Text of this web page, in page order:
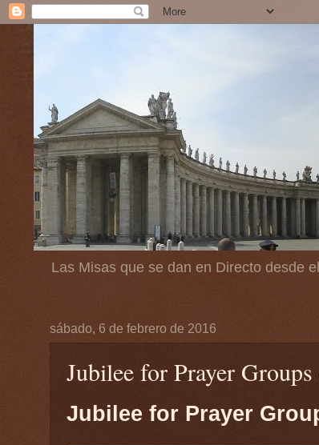
Las Misas que se dan en Directo desde
sábado, 6 de febrero de 2016
Jubilee for Prayer
Jubilee for Prayer